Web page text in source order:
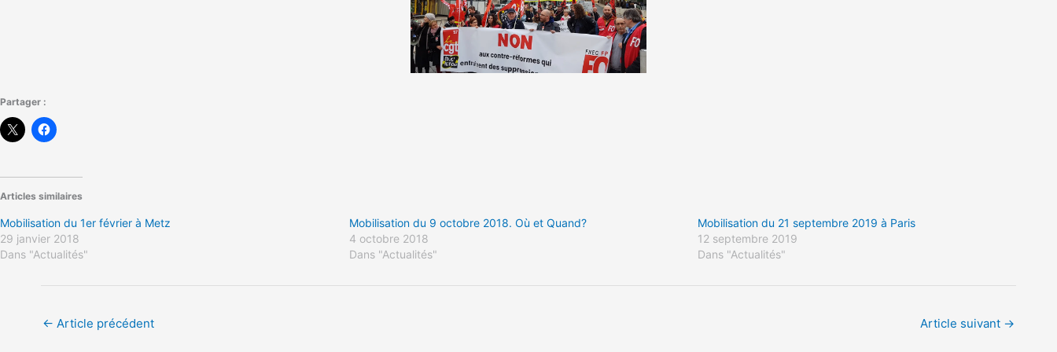
Partager :
Articles similaires
Mobilisation du 1er février à Metz
29 janvier 2018
Dans "Actualités"
Mobilisation du 9 octobre 2018. Où et Quand?
4 octobre 2018
Dans "Actualités"
Mobilisation du 21 septembre 2019 à Paris
12 septembre 2019
Dans "Actualités"
← Article précédent Article suivant →